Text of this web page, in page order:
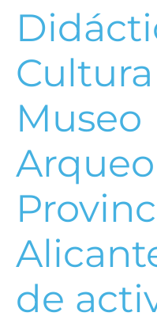
Museo
de